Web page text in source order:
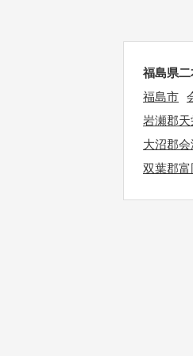
福島県
福島市
岩瀬郡
大沼郡
双葉郡